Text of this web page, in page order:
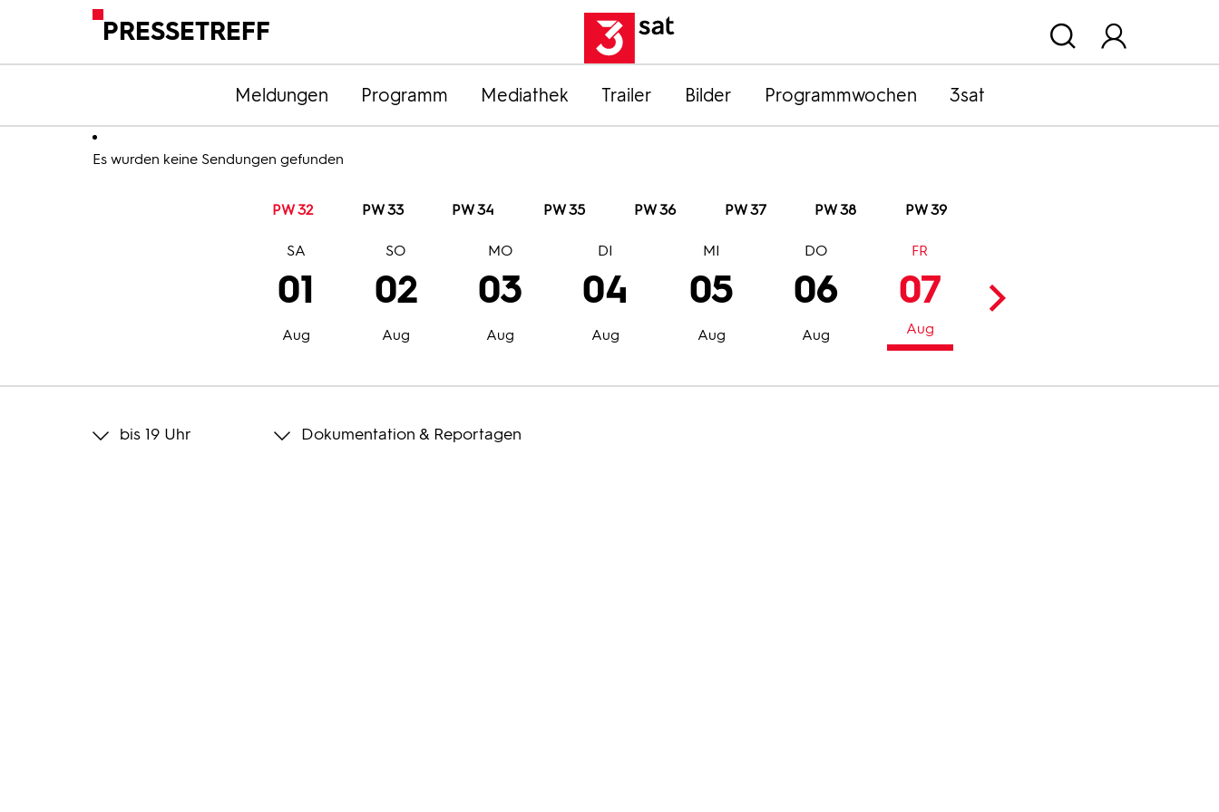
PRESSETREFF
Meldungen Programm Mediathek Trailer Bilder Programmwochen 3sat
Es wurden keine Sendungen gefunden
PW 32 PW 33 PW 34 PW 35 PW 36 PW 37 PW 38 PW 39
01
Aug
SA
02
Aug
SO
03
Aug
MO
04
Aug
DI
05
Aug
MI
06
Aug
DO
07
Aug
FR
08
bis 19 Uhr Dokumentation & Reportagen